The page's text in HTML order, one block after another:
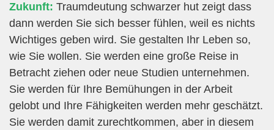
Zukunft: Traumdeutung schwarzer hut zeigt dass
dann werden Sie sich besser fühlen, weil es nichts
Wichtiges geben wird. Sie gestalten Ihr Leben so,
wie Sie wollen. Sie werden eine große Reise in
Betracht ziehen oder neue Studien unternehmen.
Sie werden für Ihre Bemühungen in der Arbeit
gelobt und Ihre Fähigkeiten werden mehr geschätzt.
Sie werden damit zurechtkommen, aber in diesem